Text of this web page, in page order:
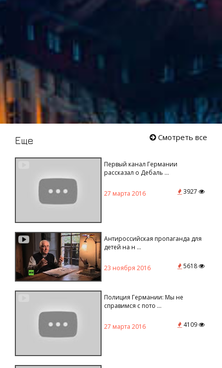
Еще Смотреть все
Первый канал Германии
рассказал о Дебаль ...
27 марта 2016 3927
Антироссийская пропаганда для
детей на н ...
23 ноября 2016 5618
Полиция Германии: Мы не
справимся с пото ...
27 марта 2016 4109